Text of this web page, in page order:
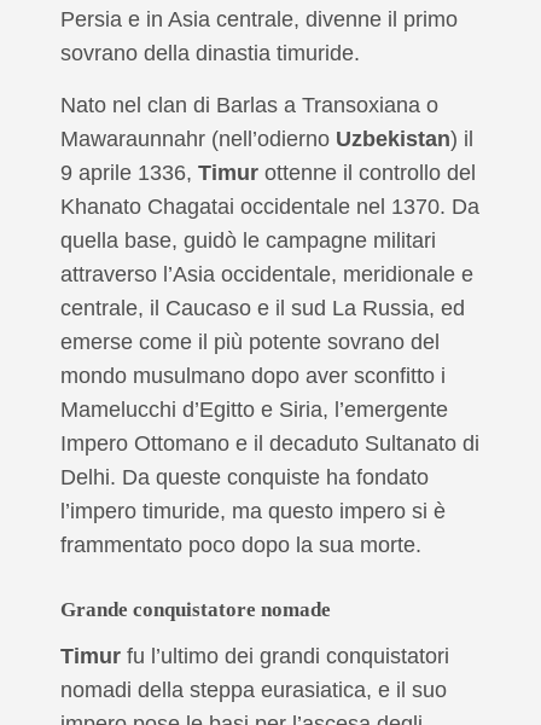
Persia e in Asia centrale, divenne il primo
sovrano della dinastia timuride.
Nato nel clan di Barlas a Transoxiana o
Mawaraunnahr (nell’odierno Uzbekistan) il
9 aprile 1336,Timur ottenne il controllo del
Khanato Chagatai occidentale nel 1370. Da
quella base, guidò le campagne militari
attraverso l’Asia occidentale, meridionale e
centrale, il Caucaso e il sud La Russia, ed
emerse come il più potente sovrano del
mondo musulmano dopo aver sconfitto i
Mamelucchi d’Egitto e Siria, l’emergente
Impero Ottomano e il decaduto Sultanato di
Delhi. Da queste conquiste ha fondato
l’impero timuride, ma questo impero si è
frammentato poco dopo la sua morte.
Grande conquistatore nomade
Timur fu l’ultimo dei grandi conquistatori
nomadi della steppa eurasiatica, e il suo